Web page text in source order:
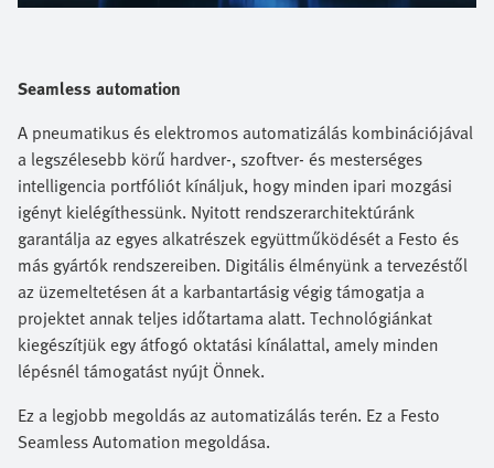
Seamless automation
A pneumatikus és elektromos automatizálás kombinációjával
a legszélesebb körű hardver-, szoftver- és mesterséges
intelligencia portfóliót kínáljuk, hogy minden ipari mozgási
igényt kielégíthessünk. Nyitott rendszerarchitektúránk
garantálja az egyes alkatrészek együttműködését a Festo és
más gyártók rendszereiben. Digitális élményünk a tervezéstől
az üzemeltetésen át a karbantartásig végig támogatja a
projektet annak teljes időtartama alatt. Technológiánkat
kiegészítjük egy átfogó oktatási kínálattal, amely minden
lépésnél támogatást nyújt Önnek.​
Ez a legjobb megoldás az automatizálás terén. Ez a Festo
Seamless Automation megoldása.